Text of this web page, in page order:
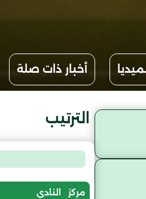
الميديا أخبار ذات صلة
الترتيب
مركز النادي